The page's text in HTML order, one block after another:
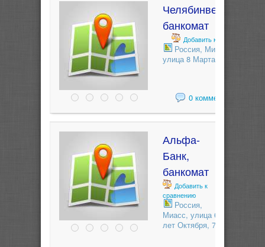
Челябинвестбанк,
банкомат
Добавить к сравнению
Россия, Миасс,
улица 8 Марта, 146
0 комментариев
Альфа-
Банк,
банкомат
Добавить к
сравнению
Россия,
Миасс, улица 60
лет Октября, 7